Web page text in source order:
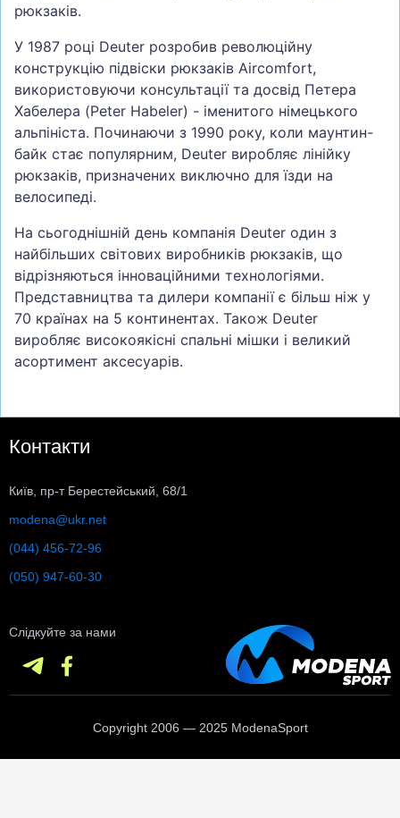
рюкзаків.
У 1987 році Deuter розробив революційну
конструкцію підвіски рюкзаків Aircomfort,
використовуючи консультації та досвід Петера
Хабелера (Peter Habeler) - іменитого німецького
альпініста. Починаючи з 1990 року, коли маунтин-
байк стає популярним, Deuter виробляє лінійку
рюкзаків, призначених виключно для їзди на
велосипеді.
На сьогоднішній день компанія Deuter один з
найбільших світових виробників рюкзаків, що
відрізняються інноваційними технологіями.
Представництва та дилери компанії є більш ніж у
70 країнах на 5 континентах. Також Deuter
виробляє високоякісні спальні мішки і великий
асортимент аксесуарів.
Контакти
Київ, пр-т Берестейський, 68/1
modena@ukr.net
(044) 456-72-96
(050) 947-60-30
Слідкуйте за нами
Copyright 2006 — 2025 ModenaSport